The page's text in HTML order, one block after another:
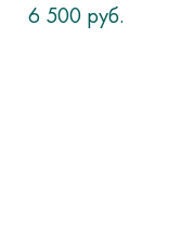
6 500 руб.